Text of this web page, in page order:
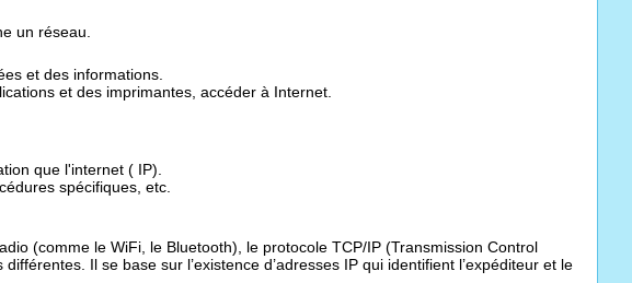
un réseau.
et des informations.
et des imprimantes, accéder à Internet.
que l'internet ( IP).
spécifiques, etc.
(comme le WiFi, le Bluetooth), le protocole TCP/IP (Transmission Control
Il se base sur l’existence d’adresses IP qui identifient l’expéditeur et le